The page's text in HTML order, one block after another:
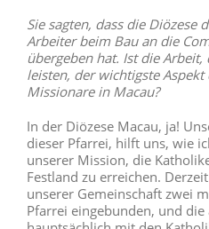
Sie sagten, dass die Diözese
Arbeiter beim Bau an die
übergeben hat. Ist die Arbeit,
leisten, der wichtigste
Missionare in Macau?
In der Diözese Macau, ja!
dieser Pfarrei, hilft uns, wie
unserer Mission, die
Festland zu erreichen.
unserer Gemeinschaft zwei
Pfarrei eingebunden, und